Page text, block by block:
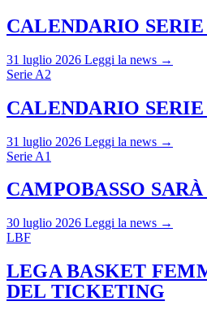
CALENDARIO
31 luglio 2026 Leggi la news →
Serie A2
CALENDARIO
31 luglio 2026 Leggi la news →
Serie A1
CAMPOBASSO
30 luglio 2026 Leggi la news →
LBF
LEGA BASKET
DEL TICKETING